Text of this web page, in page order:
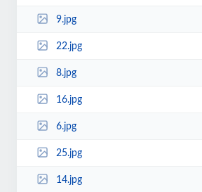
9.jpg
22.jpg
8.jpg
16.jpg
6.jpg
25.jpg
14.jpg